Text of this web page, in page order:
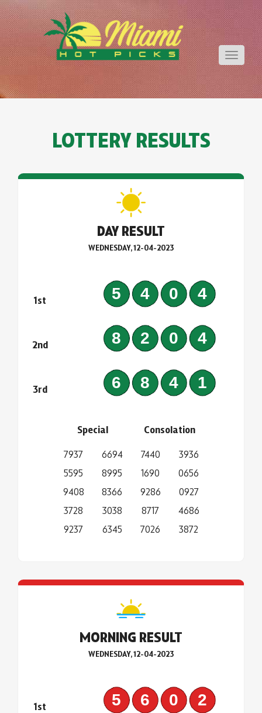
Toggle
LOTTERY RESULTS
DAY RESULT
WEDNESDAY, 12-04-2023
1st 5404
2nd 8204
3rd 6841
Special
7937
5595
9408
3728
9237
6694
8995
8366
3038
6345
Consolation
7440
1690
9286
8717
7026
3936
0656
0927
4686
3872
MORNING RESULT
WEDNESDAY, 12-04-2023
1st 5602